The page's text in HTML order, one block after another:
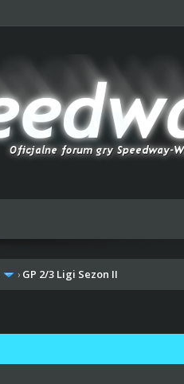
› GP 2/3 Ligi Sezon II